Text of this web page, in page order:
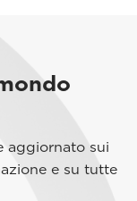
aggiornato sui
e su tutte